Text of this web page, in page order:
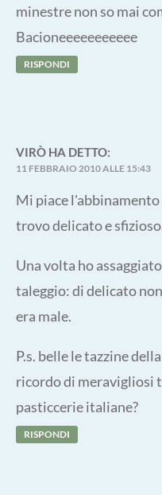
minestre non so mai
Bacioneeeeeeeeeee
RISPONDI
VIRÒ HA DETTO:
11 FEBBRAIO 2010 ALLE 15:43
Mi piace
trovo delicato e
Una volta ho
taleggio: di delicato
era male.
P.s. belle le tazzine
ricordo di meravigliosi
pasticcerie italiane?
RISPONDI